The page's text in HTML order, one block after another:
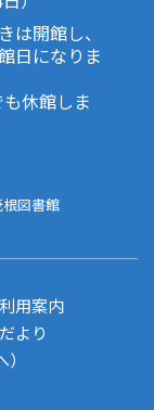
は開館し、
日になりま
休館しま
図書館
用案内
より